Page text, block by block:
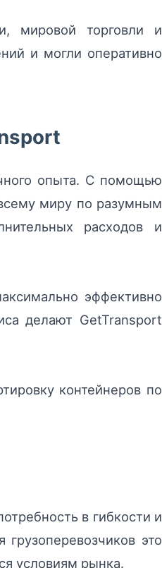
мировой торговли и
и могли оперативно
опыта. С помощью
миру по разумным
расходов и
эффективно
делают GetTransport
контейнеров по
в гибкости и
это
условиям рынка.